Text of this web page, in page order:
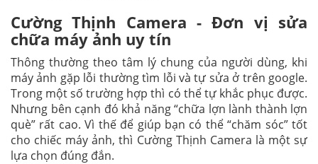
Cường Thịnh Camera - Đơn vị sửa
chữa máy ảnh uy tín
Thông thường theo tâm lý chung của người dùng, khi
máy ảnh gặp lỗi thường tìm lỗi và tự sửa ở trên google.
Trong một số trường hợp thì có thể tự khắc phục được.
Nhưng bên cạnh đó khả năng “chữa lợn lành thành lợn
què” rất cao. Vì thế để giúp bạn có thể “chăm sóc” tốt
cho chiếc máy ảnh, thì Cường Thịnh Camera là một sự
lựa chọn đúng đắn.